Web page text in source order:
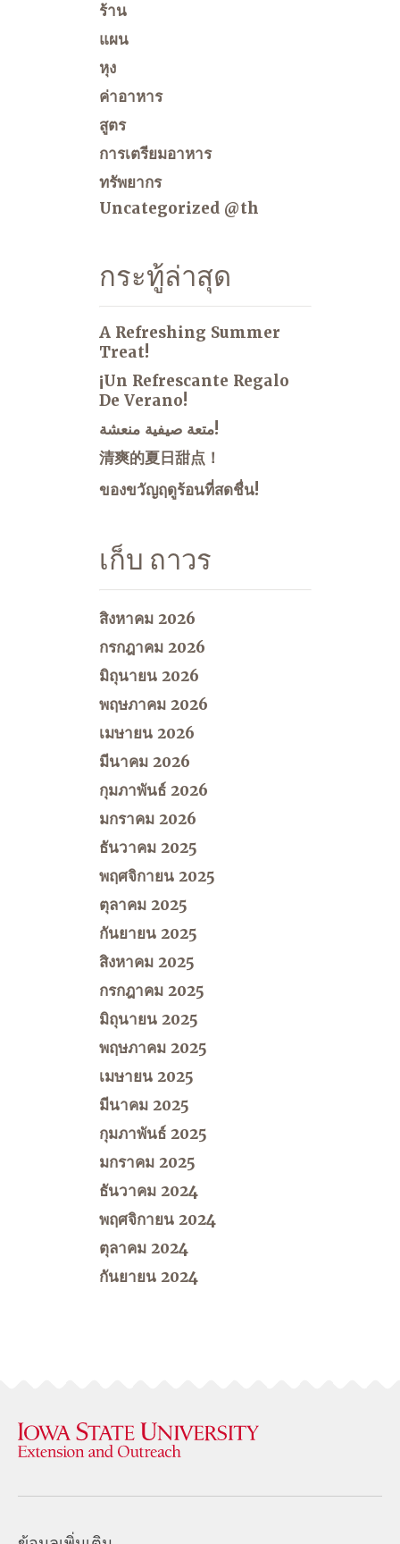
ร้าน
แผน
หุง
ค่าอาหาร
สูตร
การเตรียมอาหาร
ทรัพยากร
Uncategorized @th
กระทู้ล่าสุด
A Refreshing Summer
Treat!
¡Un Refrescante Regalo
De Verano!
متعة صيفية منعشة!
清爽的夏日甜点！
ของขวัญฤดูร้อนที่สดชื่น!
เก็บ ถาวร
สิงหาคม 2026
กรกฎาคม 2026
มิถุนายน 2026
พฤษภาคม 2026
เมษายน 2026
มีนาคม 2026
กุมภาพันธ์ 2026
มกราคม 2026
ธันวาคม 2025
พฤศจิกายน 2025
ตุลาคม 2025
กันยายน 2025
สิงหาคม 2025
กรกฎาคม 2025
มิถุนายน 2025
พฤษภาคม 2025
เมษายน 2025
มีนาคม 2025
กุมภาพันธ์ 2025
มกราคม 2025
ธันวาคม 2024
พฤศจิกายน 2024
ตุลาคม 2024
กันยายน 2024